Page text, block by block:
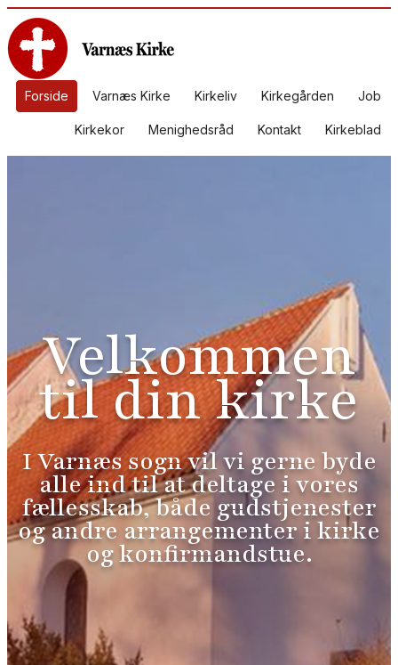
Forside Varnæs Kirke Kirkeliv Kirkegården Job
Kirkekor Menighedsråd Kontakt Kirkeblad
Velkommen
til din kirke
I Varnæs sogn vil vi gerne byde
alle ind til at deltage i vores
fællesskab, både gudstjenester
og andre arrangementer i kirke
og konfirmandstue.